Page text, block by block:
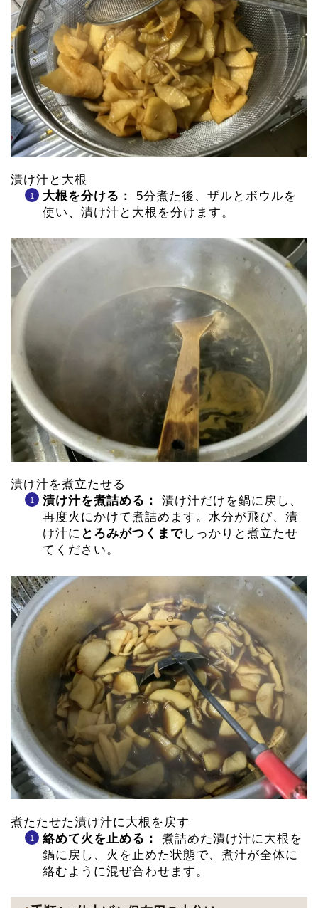
漬け汁と大根
大根を分ける：
5分煮た後、ザルとボウルを
使い、漬け汁と大根を分けます。
漬け汁を煮立たせる
漬け汁を煮詰める：
漬け汁だけを鍋に戻し、
再度火にかけて煮詰めます。水分が飛び、漬
け汁に とろみがつくまでしっかりと煮立たせ
てください。
煮たたせた漬け汁に大根を戻す
絡めて火を止める：
煮詰めた漬け汁に大根を
鍋に戻し、火を止めた状態で、煮汁が全体に
絡むように混ぜ合わせます。